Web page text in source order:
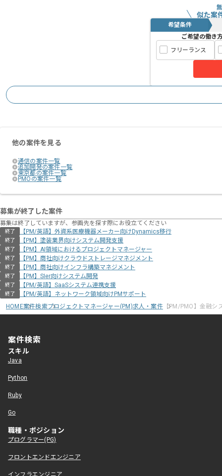
似た案
希望条件
ご希望の働き
フリーランス
他の案件を見る
通信の案件一覧
追加開発の案件一覧
東京都の案件一覧
PMOの案件一覧
募集が終了した案件
募集は終了していますが、参画先を探す際にお役立てください
終了 【PM/英語】外資系医療機器メーカー向けDynamics移行
終了 【PM】塗装業界向けシステム開発支援
終了 【PM】AI領域におけるプロジェクトマネージャー
終了 【PM】商社向けクラウドストレージマネジメント
終了 【PM】商社向けインフラ構築マネジメント
終了 【PM】SIer向けシステム開発
終了 【PM/英語】SaaSシステム連携支援
終了
【PM/英語】ネットワーク領域向けPMサポート
HOME案件検索プロジェクトマネージャー(PM)求人・案件【PM/PMO】金融シ
案件検索
スキル
Java
Python
Ruby
Go
職種・ポジション
プログラマー(PG)
フロントエンドエンジニア
インフラエンジニア